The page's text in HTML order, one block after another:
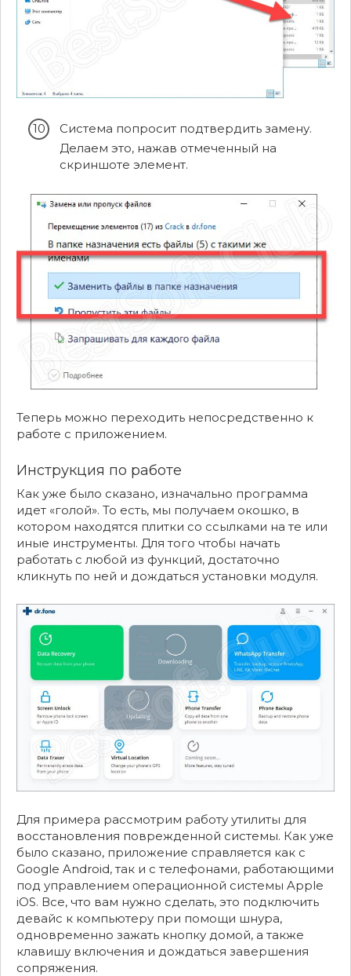
Система попросит подтвердить замену.
Делаем это, нажав отмеченный на
скриншоте элемент.
Теперь можно переходить непосредственно к
работе с приложением.
Инструкция по работе
Как уже было сказано, изначально программа
идет «голой». То есть, мы получаем окошко, в
котором находятся плитки со ссылками на те или
иные инструменты. Для того чтобы начать
работать с любой из функций, достаточно
кликнуть по ней и дождаться установки модуля.
Для примера рассмотрим работу утилиты для
восстановления поврежденной системы. Как уже
было сказано, приложение справляется как с
Google Android, так и с телефонами, работающими
под управлением операционной системы Apple
iOS. Все, что вам нужно сделать, это подключить
девайс к компьютеру при помощи шнура,
одновременно зажать кнопку домой, а также
клавишу включения и дождаться завершения
сопряжения.